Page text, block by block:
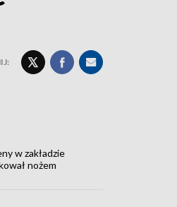
w zakładzie
nożem